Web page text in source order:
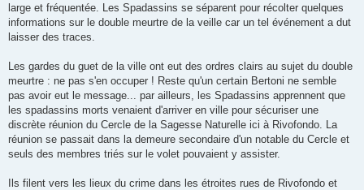
large et fréquentée. Les Spadassins se séparent pour récolter quelques
informations sur le double meurtre de la veille car un tel événement a dut
laisser des traces.
Les gardes du guet de la ville ont eut des ordres clairs au sujet du double
meurtre : ne pas s'en occuper ! Reste qu'un certain Bertoni ne semble
pas avoir eut le message... par ailleurs, les Spadassins apprennent que
les spadassins morts venaient d'arriver en ville pour sécuriser une
discrète réunion du Cercle de la Sagesse Naturelle ici à Rivofondo. La
réunion se passait dans la demeure secondaire d'un notable du Cercle et
seuls des membres triés sur le volet pouvaient y assister.
Ils filent vers les lieux du crime dans les étroites rues de Rivofondo et